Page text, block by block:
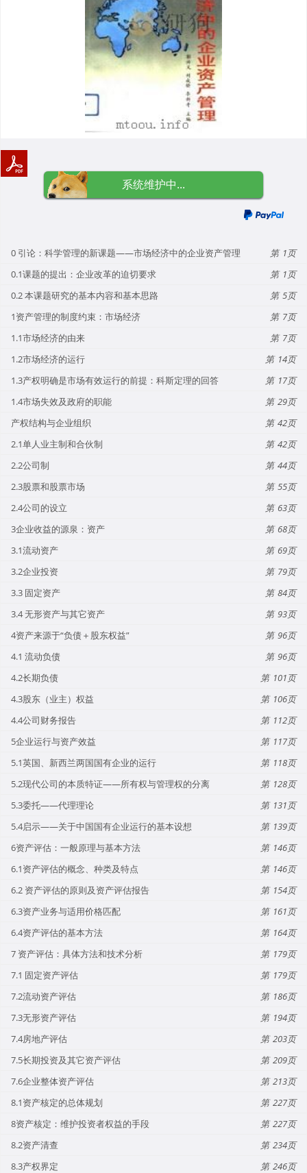
系统维护中...
0 引论：科学管理的新课题——市场经济中的企业资产管理
1
0.1课题的提出：企业改革的迫切要求
1
0.2 本课题研究的基本内容和基本思路
5
1资产管理的制度约束：市场经济
7
1.1市场经济的由来
7
1.2市场经济的运行
14
1.3产权明确是市场有效运行的前提：科斯定理的回答
17
1.4市场失效及政府的职能
29
产权结构与企业组织
42
2.1单人业主制和合伙制
42
2.2公司制
44
2.3股票和股票市场
55
2.4公司的设立
63
3企业收益的源泉：资产
68
3.1流动资产
69
3.2企业投资
79
3.3 固定资产
84
3.4 无形资产与其它资产
93
4资产来源于“负债＋股东权益”
96
4.1 流动负债
96
4.2长期负债
101
4.3股东（业主）权益
106
4.4公司财务报告
112
5企业运行与资产效益
117
5.1英国、新西兰两国国有企业的运行
118
5.2现代公司的本质特证——所有权与管理权的分离
128
5.3委托——代理理论
131
5.4启示——关于中国国有企业运行的基本设想
139
6资产评估：一般原理与基本方法
146
6.1资产评估的概念、种类及特点
146
6.2 资产评估的原则及资产评估报告
154
6.3资产业务与适用价格匹配
161
6.4资产评估的基本方法
164
7 资产评估：具体方法和技术分析
179
7.1 固定资产评估
179
7.2流动资产评估
186
7.3无形资产评估
194
7.4房地产评估
203
7.5长期投资及其它资产评估
209
7.6企业整体资产评估
213
8.1资产核定的总体规划
227
8资产核定：维护投资者权益的手段
227
8.2资产清查
234
8.3产权界定
246